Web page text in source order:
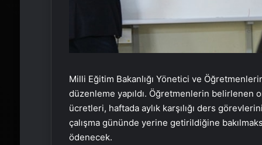
Milli Eğitim Bakanlığı Yönetici ve
düzenleme yapıldı. Öğretmenlerin belirlenen
ücretleri, haftada aylık karşılığı ders
çalışma gününde yerine getirildiğine
ödenecek.